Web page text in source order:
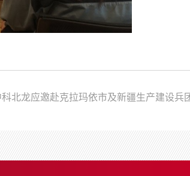
科北龙应邀赴克拉玛依市及新疆生产建设兵